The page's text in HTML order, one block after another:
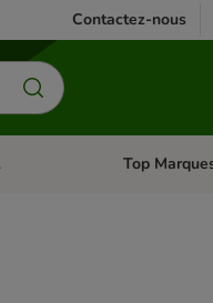
Contactez-nous
catégories: OiseauDérouler les
Top